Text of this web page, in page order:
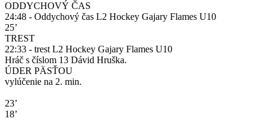
ODDYCHOVÝ ČAS
24:48 - Oddychový čas L2 Hockey Gajary Flames U10
25’
TREST
22:33 - trest L2 Hockey Gajary Flames U10
Hráč s číslom 13 Dávid Hruška.
ÚDER PÄSŤOU
vylúčenie na 2. min.
23’
18’